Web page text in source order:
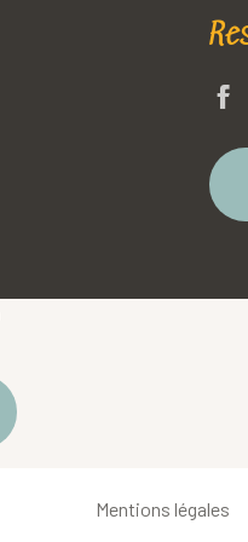
Mentions légales